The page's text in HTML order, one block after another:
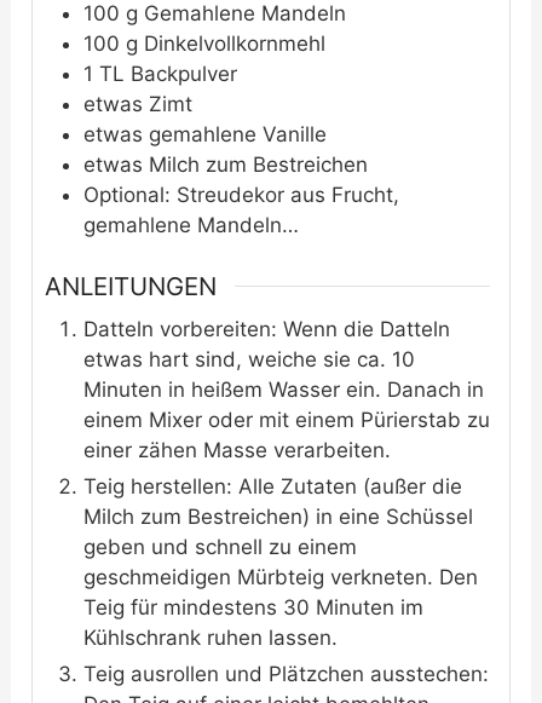
100 g Gemahlene Mandeln
100 g Dinkelvollkornmehl
1 TL Backpulver
etwas Zimt
etwas gemahlene Vanille
etwas Milch zum Bestreichen
Optional: Streudekor aus Frucht,
gemahlene Mandeln…
ANLEITUNGEN
Datteln vorbereiten: Wenn die Datteln
etwas hart sind, weiche sie ca. 10
Minuten in heißem Wasser ein. Danach in
einem Mixer oder mit einem Pürierstab zu
einer zähen Masse verarbeiten.
Teig herstellen: Alle Zutaten (außer die
Milch zum Bestreichen) in eine Schüssel
geben und schnell zu einem
geschmeidigen Mürbteig verkneten. Den
Teig für mindestens 30 Minuten im
Kühlschrank ruhen lassen.
Teig ausrollen und Plätzchen ausstechen: